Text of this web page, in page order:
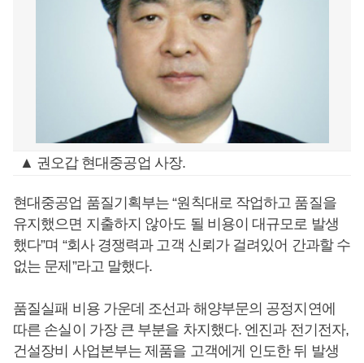
▲ 권오갑 현대중공업 사장.
현대중공업 품질기획부는 “원칙대로 작업하고 품질을
유지했으면 지출하지 않아도 될 비용이 대규모로 발생
했다”며 “회사 경쟁력과 고객 신뢰가 걸려있어 간과할 수
없는 문제”라고 말했다.
품질실패 비용 가운데 조선과 해양부문의 공정지연에
따른 손실이 가장 큰 부분을 차지했다. 엔진과 전기전자,
건설장비 사업본부는 제품을 고객에게 인도한 뒤 발생